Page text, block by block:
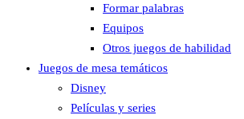
Formar palabras
Equipos
Otros juegos de habilidad
Juegos de mesa temáticos
Disney
Películas y series